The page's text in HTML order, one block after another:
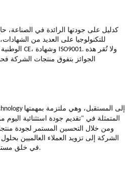
كدليل على جودتها الرائدة في
للتكنولوجيا على العديد من
CE ISO9001. ولا تُقر هذه
الجوائز بتفوق منتجات الشركة
إلى المستقبل، وهي ملتزمة بمهمتها
المتمثلة في "تقديم جودة استثنائية
ومن خلال التحسين المستمر لجودة
الشركة إلى تزويد العملاء العالميين
في خلق.